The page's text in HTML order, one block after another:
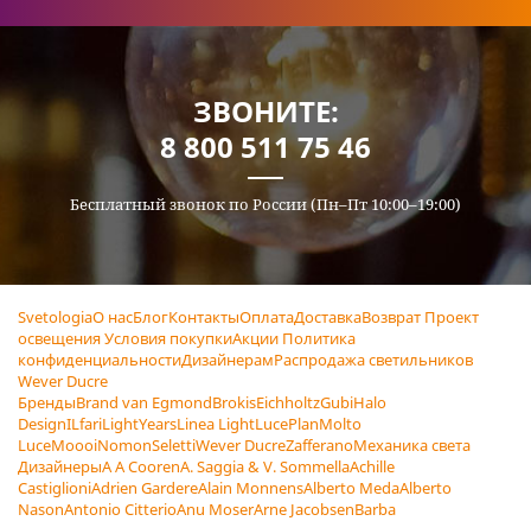
ЗВОНИТЕ:
8 800 511 75 46
Бесплатный звонок по России (Пн–Пт 10:00–19:00)
SvetologiaО насБлогКонтактыОплатаДоставкаВозврат Проект
освещенияУсловия покупкиАкции Политика
конфиденциальностиДизайнерамРаспродажа светильников
Wever Ducre
БрендыBrand van EgmondBrokisEichholtzGubiHalo
DesignILfariLightYearsLinea LightLucePlanMolto
LuceMoooiNomonSelettiWever DucreZafferanoМеханика света
ДизайнерыA A CoorenA. Saggia & V. SommellaAchille
CastiglioniAdrien GardereAlain MonnensAlberto MedaAlberto
NasonAntonio CitterioAnu MoserArne JacobsenBarba